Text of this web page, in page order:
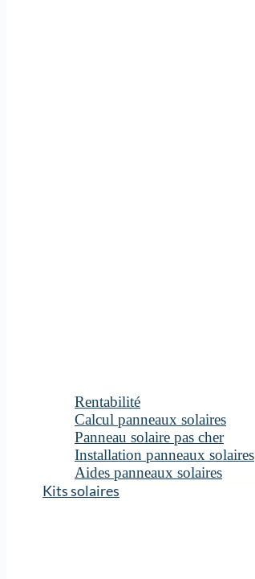
Rentabilité
Calcul panneaux solaires
Panneau solaire pas cher
Installation panneaux solaires
Aides panneaux solaires
Kits solaires